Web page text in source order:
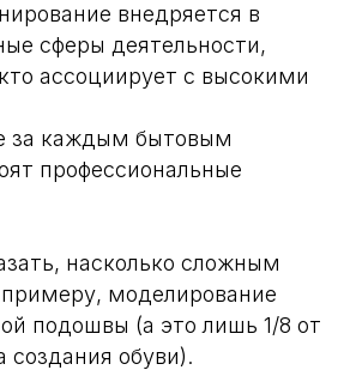
внедряется в
сферы деятельности,
ассоциирует с высокими
за каждым бытовым
профессиональные
насколько сложным
моделирование
подошвы (а это лишь 1/8 от
создания обуви).